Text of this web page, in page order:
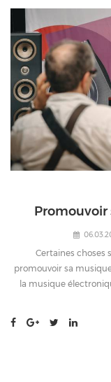
Promouvoir
Certaines choses
promouvoir sa
la musique